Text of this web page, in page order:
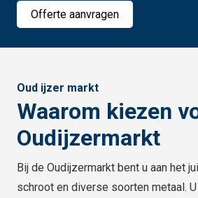
Offerte aanvragen
Oud ijzer markt
Waarom kiezen
Oudijzermarkt
Bij de Oudijzermarkt bent u aan het
schroot en diverse soorten metaal.